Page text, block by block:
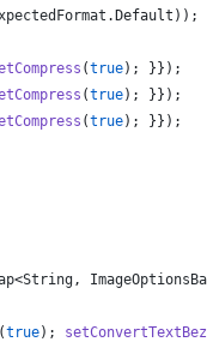
. Default ));
(true); }});
(true); }});
(true); }});
<String,
(true);